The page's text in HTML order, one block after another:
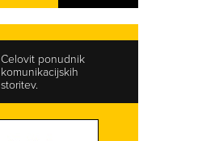
Celovit ponudnik
komunikacijskih
storitev.